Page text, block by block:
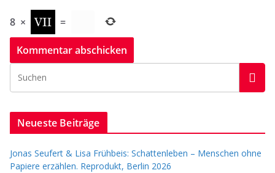
8 × =
Neueste Beiträge
Jonas Seufert & Lisa Frühbeis: Schattenleben – Menschen ohne
Papiere erzählen. Reprodukt, Berlin 2026